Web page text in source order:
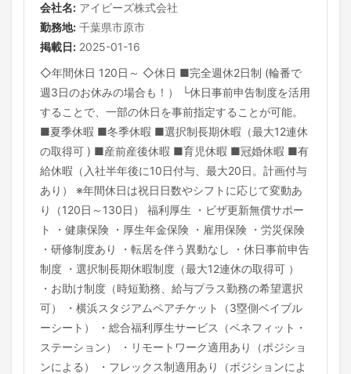
会社名: アイビーズ株式会社
勤務地: 千葉県市原市
掲載日: 2025-01-16
◇年間休日 120日～ ◇休日 ■完全週休2日制 (輪番で
週3日のお休みの場合も！） └休日事前申告制度を活用
することで、一部の休日を事前指定することが可能。
■夏季休暇 ■冬季休暇 ■選択制長期休暇（最大12連休
の取得可 ) ■産前産後休暇 ■育児休暇 ■冠婚休暇 ■有
給休暇（入社半年後に10日付与、最大20日。計画付与
あり） ※年間休日は祝日日数やシフトに応じて変動あ
り（120日～130日） 福利厚生 ・ビザ更新無償サポー
ト ・健康保険 ・厚生年金保険 ・雇用保険 ・労災保険
・研修制度あり ・転居を伴う異動なし ・休日事前申告
制度 ・選択制長期休暇制度（最大12連休の取得可 ）
・お助け制度（時短勤務、給与プラス勤務の希望選択
可） ・横浜スタジアムペアチケット（3塁側ベイブル
ーシート） ・総合福利厚生サービス（ベネフィット・
ステーション） ・リモートワーク適用あり（ポジショ
ンによる） ・フレックス制適用あり（ポジションによ